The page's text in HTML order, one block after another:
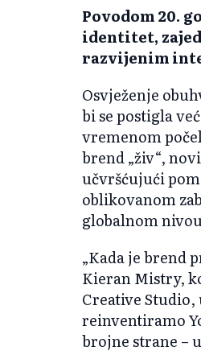
Povodom 20.
identitet,
razvijenim
Osvježenje
bi se postigla
vremenom
brend „živ“,
učvršćujući
oblikovanom
globalnom
„Kada je brend
Kieran Mistry,
Creative Studio,
reinventiramo
brojne strane –